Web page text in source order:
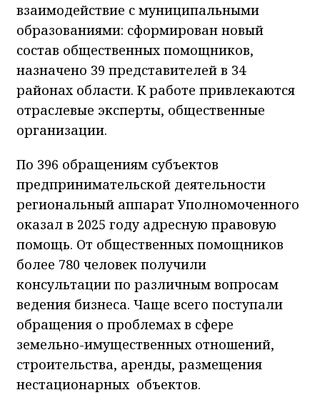
взаимодействие с муниципальными
образованиями: сформирован новый
состав общественных помощников,
назначено 39 представителей в 34
районах области. К работе привлекаются
отраслевые эксперты, общественные
организации.
По 396 обращениям субъектов
предпринимательской деятельности
региональный аппарат Уполномоченного
оказал в 2025 году адресную правовую
помощь. От общественных помощников
более 780 человек получили
консультации по различным вопросам
ведения бизнеса. Чаще всего поступали
обращения о проблемах в сфере
земельно-имущественных отношений,
строительства, аренды, размещения
нестационарных объектов.